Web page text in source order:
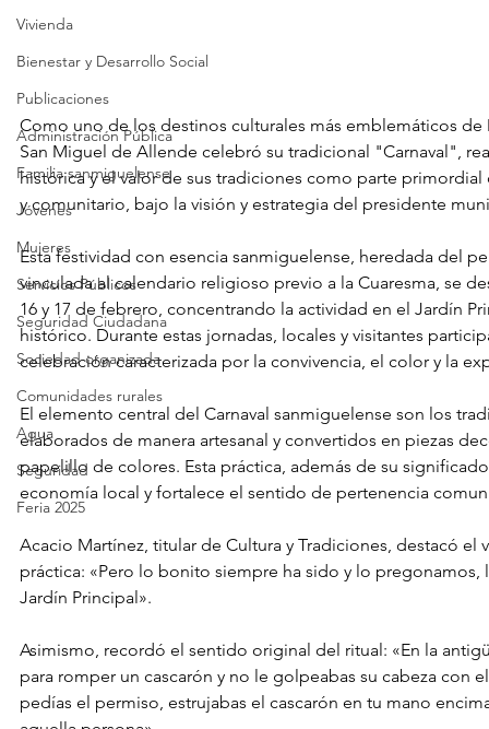
Vivienda
Bienestar y Desarrollo Social
Publicaciones
Administración Pública
Familia sanmiguelense
Jóvenes
Mujeres
Servicios Públicos
Seguridad Ciudadana
Sociedad organizada
Comunidades rurales
Agua
Seguridad
Feria 2025
Como uno de los destinos culturales más emblemáticos
San Miguel de Allende celebró su tradicional "Carnaval",
histórica y el valor de sus tradiciones como parte
y comunitario, bajo la visión y estrategia del presidente
Esta festividad con esencia sanmiguelense, heredada del
vinculada al calendario religioso previo a la Cuaresma, se
16 y 17 de febrero, concentrando la actividad en el Jardín
histórico. Durante estas jornadas, locales y visitantes
celebración caracterizada por la convivencia, el color y la
El elemento central del Carnaval sanmiguelense son los
elaborados de manera artesanal y convertidos en piezas
papelillo de colores. Esta práctica, además de su
economía local y fortalece el sentido de pertenencia
Acacio Martínez, titular de Cultura y Tradiciones, destacó
práctica: «Pero lo bonito siempre ha sido y lo pregonamos,
Jardín Principal».
Asimismo, recordó el sentido original del ritual: «En la
para romper un cascarón y no le golpeabas su cabeza con
pedías el permiso, estrujabas el cascarón en tu mano